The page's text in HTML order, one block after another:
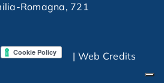
Romagna, 721
| Web Credits